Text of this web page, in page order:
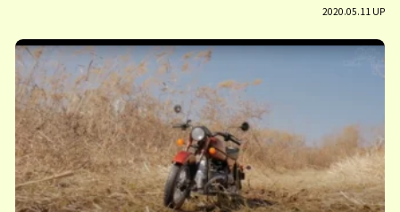
2020.05.11 UP